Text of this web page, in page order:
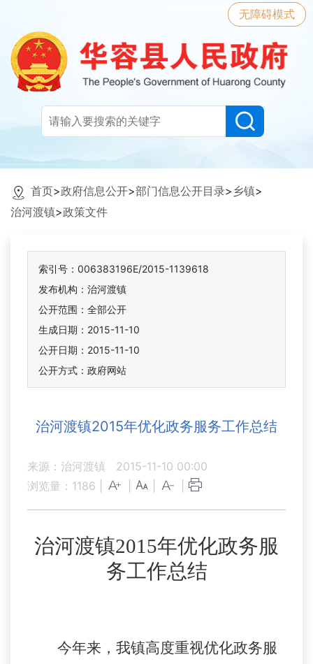
无障碍模式
首页>政府信息公开>部门信息公开目录> 乡镇>
治河渡镇>政策文件
索引号：006383196E/2015-1139618
发布机构：治河渡镇
公开范围：全部公开
生成日期：2015-11-10
公开日期：2015-11-10
公开方式：政府网站
治河渡镇2015年优化政务服务工作总结
来源：治河渡镇
2015-11-10 00:00
浏览量： 1186
治河渡镇2015年优化政务服
务工作总结
今年来，我镇高度重视优化政务服